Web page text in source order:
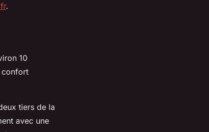
.
10
confort
tiers de la
avec une